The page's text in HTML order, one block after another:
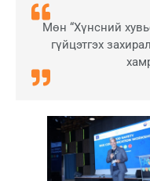
Мөн “Хүнсний
гүйцэтгэх